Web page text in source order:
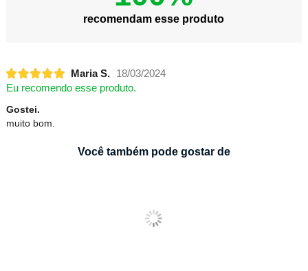
recomendam esse produto
Maria S.
18/03/2024
Eu recomendo esse produto.
Gostei.
muito bom.
Você também pode gostar de